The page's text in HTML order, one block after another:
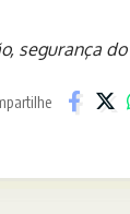
segurança